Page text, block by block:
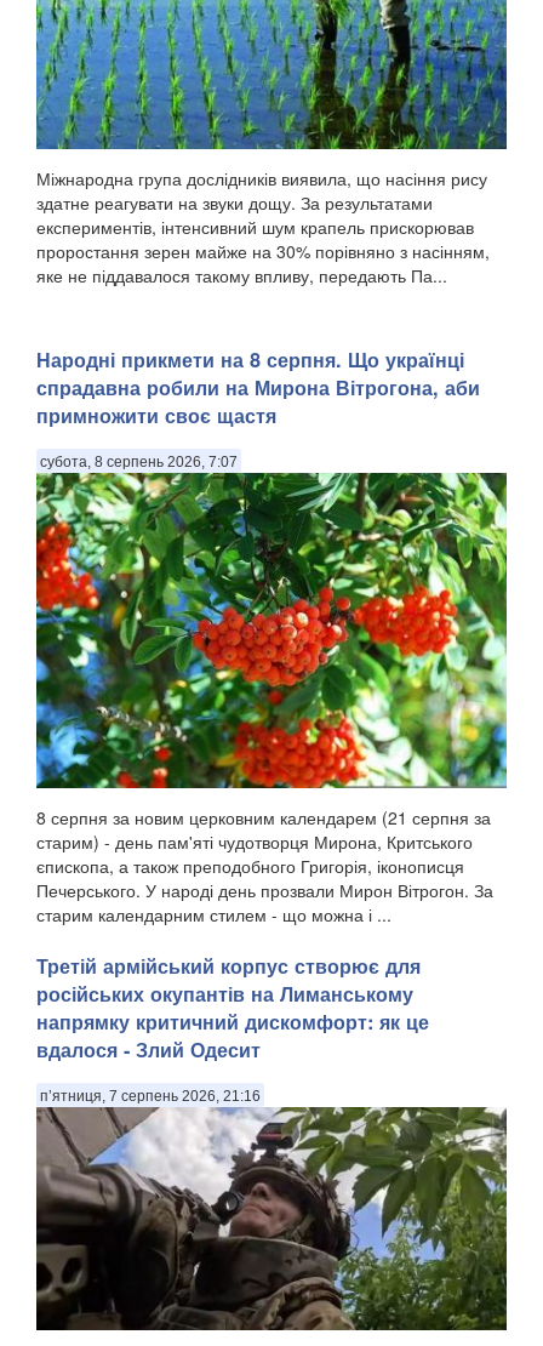
Міжнародна група дослідників виявила, що насіння рису
здатне реагувати на звуки дощу. За результатами
експериментів, інтенсивний шум крапель прискорював
проростання зерен майже на 30% порівняно з насінням,
яке не піддавалося такому впливу, передають Па...
Народні прикмети на 8 серпня. Що українці
спрадавна робили на Мирона Вітрогона, аби
примножити своє щастя
субота, 8 серпень 2026, 7:07
8 серпня за новим церковним календарем (21 серпня за
старим) - день пам'яті чудотворця Мирона, Критського
єпископа, а також преподобного Григорія, іконописця
Печерського. У народі день прозвали Мирон Вітрогон. За
старим календарним стилем - що можна і ...
Третій армійський корпус створює для
російських окупантів на Лиманському
напрямку критичний дискомфорт: як це
вдалося - Злий Одесит
п’ятниця, 7 серпень 2026, 21:16